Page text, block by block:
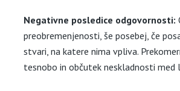
Negativne posledice odgovornosti:
preobremenjenosti, še posebej, če
stvari, na katere nima vpliva.
tesnobo in občutek neskladnosti med